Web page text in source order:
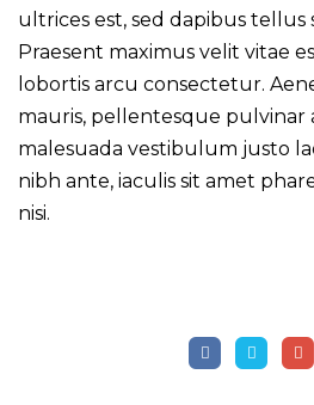
ultrices est, sed dapibus tellus
Praesent maximus velit vitae
lobortis arcu consectetur.
mauris, pellentesque pulvinar
malesuada vestibulum justo
nibh ante, iaculis sit amet
nisi.